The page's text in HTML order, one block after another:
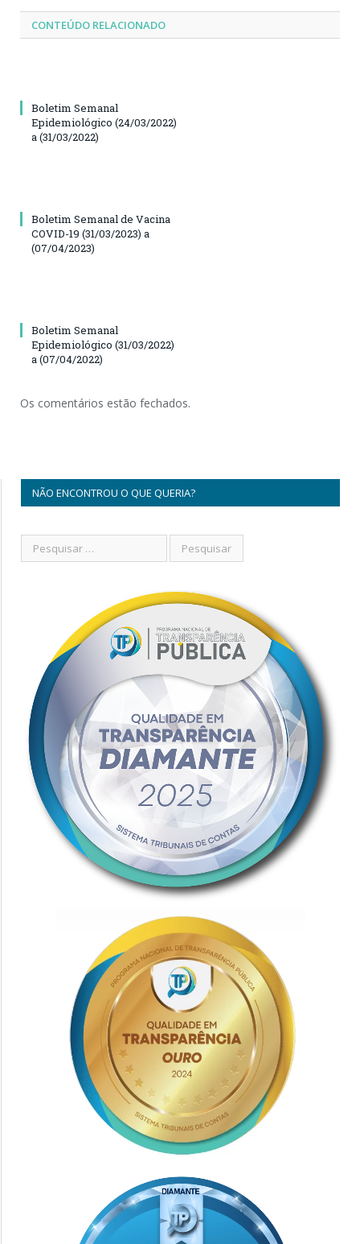
CONTEÚDO RELACIONADO
Boletim Semanal
Epidemiológico (24/03/2022)
a (31/03/2022)
Boletim Semanal de Vacina
COVID-19 (31/03/2023) a
(07/04/2023)
Boletim Semanal
Epidemiológico (31/03/2022)
a (07/04/2022)
Os comentários estão fechados.
NÃO ENCONTROU O QUE QUERIA?